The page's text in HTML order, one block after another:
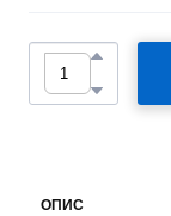
ОПИС